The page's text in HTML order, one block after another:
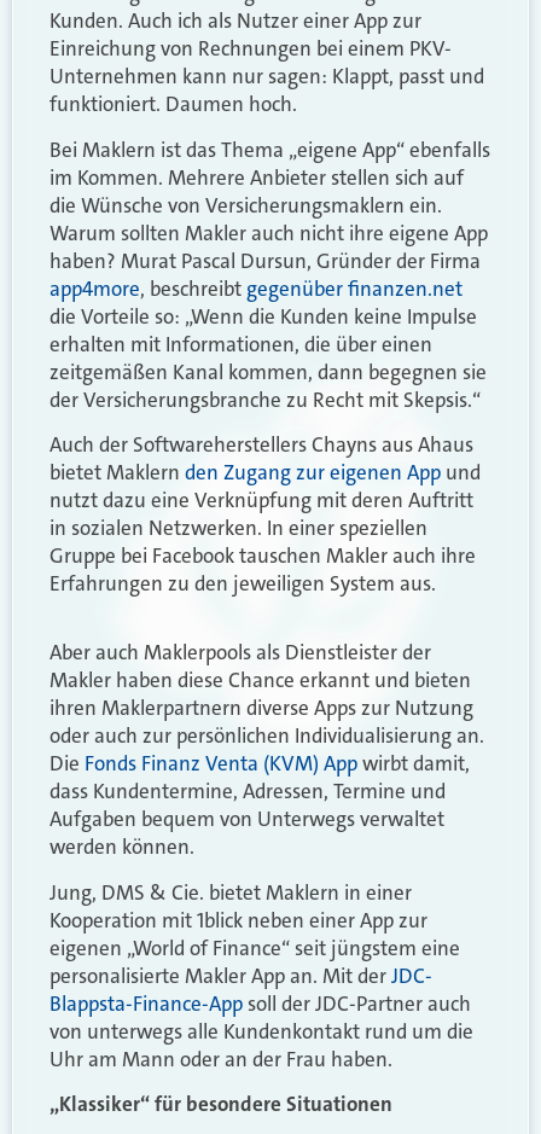
Kunden. Auch ich als Nutzer einer App zur
Einreichung von Rechnungen bei einem PKV-
Unternehmen kann nur sagen: Klappt, passt und
funktioniert. Daumen hoch.
Bei Maklern ist das Thema „eigene App“ ebenfalls
im Kommen. Mehrere Anbieter stellen sich auf
die Wünsche von Versicherungsmaklern ein.
Warum sollten Makler auch nicht ihre eigene App
haben? Murat Pascal Dursun, Gründer der Firma
app4more, beschreibt gegenüber finanzen.net
die Vorteile so: „Wenn die Kunden keine Impulse
erhalten mit Informationen, die über einen
zeitgemäßen Kanal kommen, dann begegnen sie
der Versicherungsbranche zu Recht mit Skepsis.“
Auch der Softwareherstellers Chayns aus Ahaus
bietet Maklern den Zugang zur eigenen App und
nutzt dazu eine Verknüpfung mit deren Auftritt
in sozialen Netzwerken. In einer speziellen
Gruppe bei Facebook tauschen Makler auch ihre
Erfahrungen zu den jeweiligen System aus.
Aber auch Maklerpools als Dienstleister der
Makler haben diese Chance erkannt und bieten
ihren Maklerpartnern diverse Apps zur Nutzung
oder auch zur persönlichen Individualisierung an.
Die Fonds Finanz Venta (KVM) Appwirbt damit,
dass Kundentermine, Adressen, Termine und
Aufgaben bequem von Unterwegs verwaltet
werden können.
Jung, DMS & Cie. bietet Maklern in einer
Kooperation mit 1blick neben einer App zur
eigenen „World of Finance“ seit jüngstem eine
personalisierte Makler App an. Mit derJDC-
Blappsta-Finance-App soll der JDC-Partner auch
von unterwegs alle Kundenkontakt rund um die
Uhr am Mann oder an der Frau haben.
„Klassiker“ für besondere Situationen